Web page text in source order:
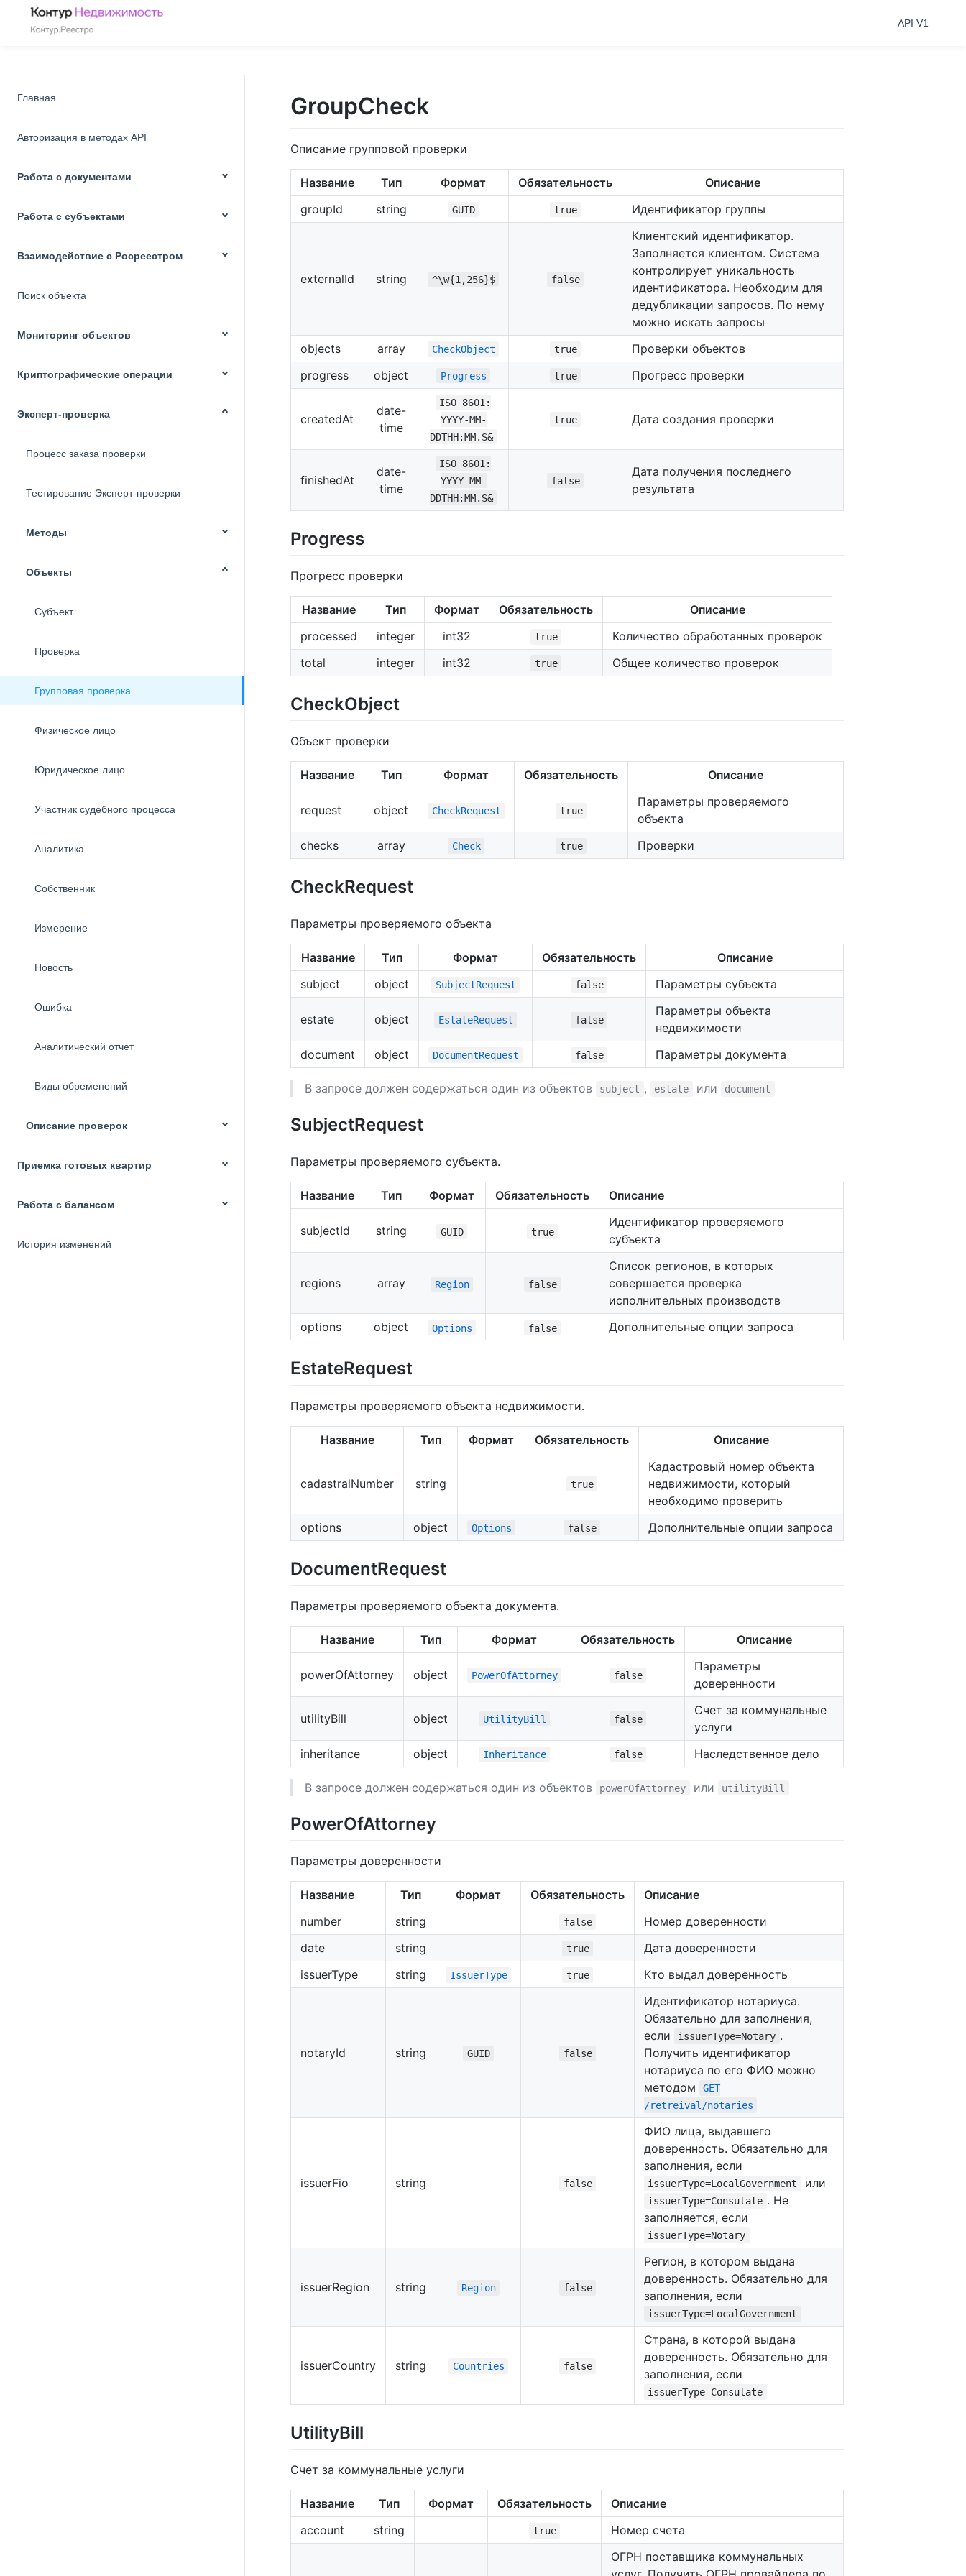
API V1
Главная
Авторизация в методах API
Работа с документами
Работа с субъектами
Взаимодействие с Росреестром
Поиск объекта
Мониторинг объектов
Криптографические операции
Эксперт-проверка
Процесс заказа проверки
Тестирование Эксперт-проверки
Методы
Объекты
Субъект
Проверка
Групповая проверка
Физическое лицо
Юридическое лицо
Участник судебного процесса
Аналитика
Собственник
Измерение
Новость
Ошибка
Аналитический отчет
Виды обременений
Описание проверок
Приемка готовых квартир
Работа с балансом
История изменений
GroupCheck
Описание групповой проверки
Название Тип Формат Обязательность
Описание
groupId
string GUID true Идентификатор группы
externalId string ^\w{1,256}$ false
Клиентский идентификатор.
Заполняется клиентом. Система
контролирует уникальность
идентификатора. Необходим для
дедубликации запросов. По нему
можно искать запросы
objects
array CheckObject true
Проверки объектов
progress
object Progress true Прогресс проверки
createdAt
date-
time
ISO 8601:
YYYY-MM-
DDTHH:MM.S&
true Дата создания проверки
finishedAt
date-
time
ISO 8601:
YYYY-MM-
DDTHH:MM.S&
false
Дата получения последнего
результата
Progress
Прогресс проверки
Название Тип Формат Обязательность
Описание
processed
integer int32 true
Количество обработанных проверок
total
integer int32 true Общее количество проверок
CheckObject
Объект проверки
Название Тип Формат Обязательность Описание
request object CheckRequest true
Параметры проверяемого
объекта
checks
array Check true Проверки
CheckRequest
Параметры проверяемого объекта
Название Тип Формат Обязательность
Описание
subject
object SubjectRequest false Параметры субъекта
estate object EstateRequest false
Параметры объекта
недвижимости
document
object DocumentRequest false Параметры документа
В запросе должен содержаться один из объектов subject , estate или document
SubjectRequest
Параметры проверяемого субъекта.
Название Тип Формат Обязательность Описание
subjectId string GUID true
Идентификатор проверяемого
субъекта
regions array Region false
Список регионов, в которых
совершается проверка
исполнительных производств
options
object Options false Дополнительные опции запроса
EstateRequest
Параметры проверяемого объекта недвижимости.
Название Тип Формат Обязательность Описание
cadastralNumber string true
Кадастровый номер объекта
недвижимости, который
необходимо проверить
options
object Options false Дополнительные опции запроса
DocumentRequest
Параметры проверяемого объекта документа.
Название Тип Формат Обязательность Описание
powerOfAttorney object PowerOfAttorney false
Параметры
доверенности
utilityBill object UtilityBill false
Счет за коммунальные
услуги
inheritance
object Inheritance false Наследственное дело
В запросе должен содержаться один из объектов powerOfAttorney или utilityBill
PowerOfAttorney
Параметры доверенности
Название Тип Формат Обязательность
Описание
number
string false
Номер доверенности
date
string true
Дата доверенности
issuerType
string IssuerType true Кто выдал доверенность
notaryId string GUID false
Идентификатор нотариуса.
Обязательно для заполнения,
если
issuerType=Notary .
Получить идентификатор
нотариуса по его ФИО можно
методом
GET
/retreival/notaries
issuerFio string false
ФИО лица, выдавшего
доверенность. Обязательно для
заполнения, если
issuerType=LocalGovernment или
issuerType=Consulate . Не
заполняется, если
issuerType=Notary
issuerRegion string Region false
Регион, в котором выдана
доверенность. Обязательно для
заполнения, если
issuerType=LocalGovernment
issuerCountry string Countries false
Страна, в которой выдана
доверенность. Обязательно для
заполнения, если
issuerType=Consulate
UtilityBill
Счет за коммунальные услуги
Название Тип Формат Обязательность
Описание
account
string true
Номер счета
ОГРН поставщика коммунальных